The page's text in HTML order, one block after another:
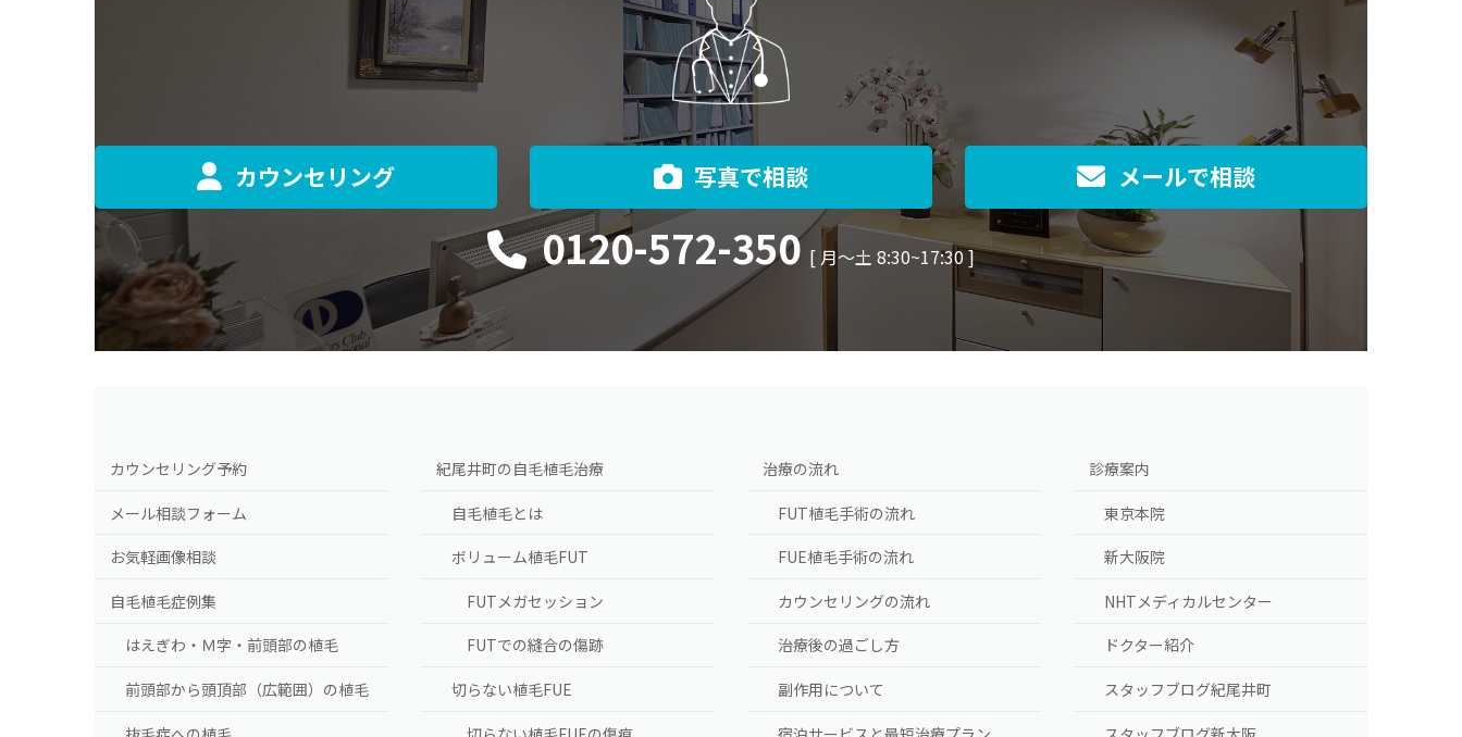
カウンセリング 写真で相談 メールで相談
0120-572-350 [ 月〜土 8:30~17:30 ]
カウンセリング予約
メール相談フォーム
お気軽画像相談
自毛植毛症例集
はえぎわ・Ｍ字・前頭部の植毛
前頭部から頭頂部（広範囲）の植毛
紀尾井町の自毛植毛治療
自毛植毛とは
ボリューム植毛FUT
FUTメガセッション
FUTでの縫合の傷跡
切らない植毛FUE
治療の流れ
FUT植毛手術の流れ
FUE植毛手術の流れ
カウンセリングの流れ
治療後の過ごし方
副作用について
診療案内
東京本院
新大阪院
NHTメディカルセンター
ドクター紹介
スタッフブログ紀尾井町